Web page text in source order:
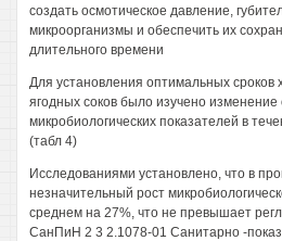
создать осмотическое давление,
микроорганизмы и обеспечить их
длительного времени
Для установления оптимальных сроков
ягодных соков было изучено изменение
микробиологических показателей в
(табл 4)
Исследованиями установлено, что в
незначительный рост
среднем на 27%, что не превышает
СанПиН 2 3 2.1078-01 Санитарно -